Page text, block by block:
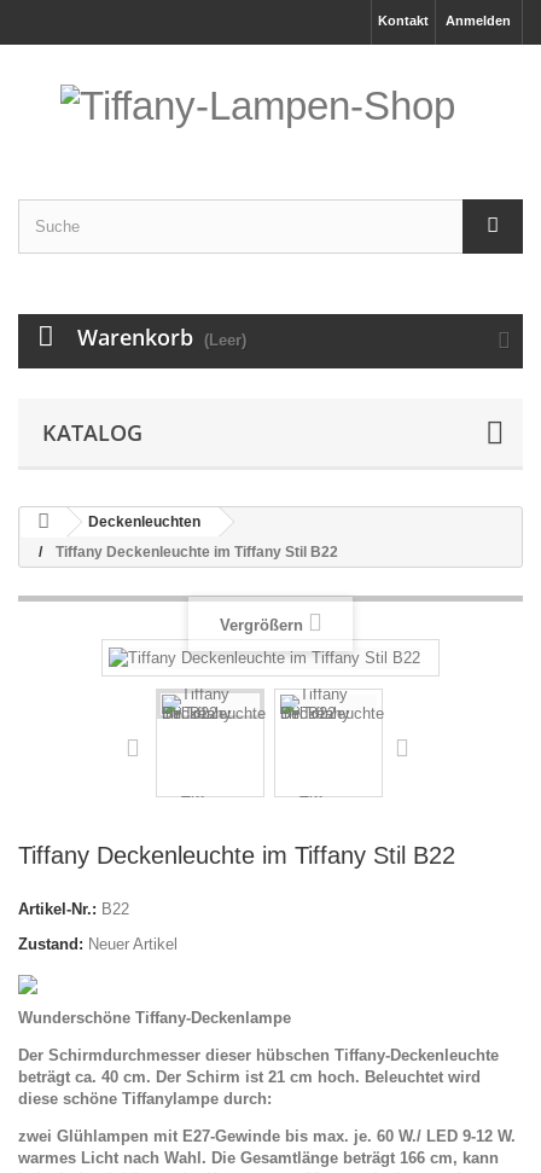
Anmelden
Kontakt
Warenkorb (Leer)
KATALOG
Deckenleuchten
Tiffany Deckenleuchte im Tiffany Stil B22
Vergrößern
Tiffany Deckenleuchte im Tiffany Stil B22
Artikel-Nr.: B22
Zustand: Neuer Artikel
Wunderschöne Tiffany-Deckenlampe
Der Schirmdurchmesser dieser hübschen Tiffany-Deckenleuchte
beträgt ca. 40 cm. Der Schirm ist 21 cm hoch. Beleuchtet wird
diese schöne Tiffanylampe durch:
zwei Glühlampen mit E27-Gewinde bis max. je. 60 W./ LED 9-12 W.
warmes Licht nach Wahl. Die Gesamtlänge beträgt 166 cm, kann